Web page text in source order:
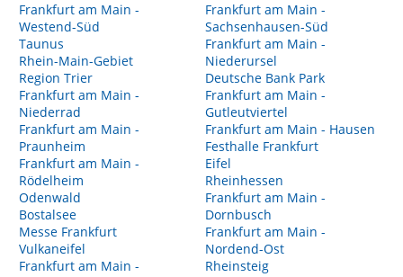
Frankfurt am Main -
Westend-Süd
Taunus
Rhein-Main-Gebiet
Region Trier
Frankfurt am Main -
Niederrad
Frankfurt am Main -
Praunheim
Frankfurt am Main -
Rödelheim
Odenwald
Bostalsee
Messe Frankfurt
Vulkaneifel
Frankfurt am Main -
Frankfurt am Main -
Sachsenhausen-Süd
Frankfurt am Main -
Niederursel
Deutsche Bank Park
Frankfurt am Main -
Gutleutviertel
Frankfurt am Main - Hausen
Festhalle Frankfurt
Eifel
Rheinhessen
Frankfurt am Main -
Dornbusch
Frankfurt am Main -
Nordend-Ost
Rheinsteig